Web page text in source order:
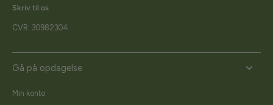
Skriv til os
CVR: 30982304
Gå på opdagelse
Min konto